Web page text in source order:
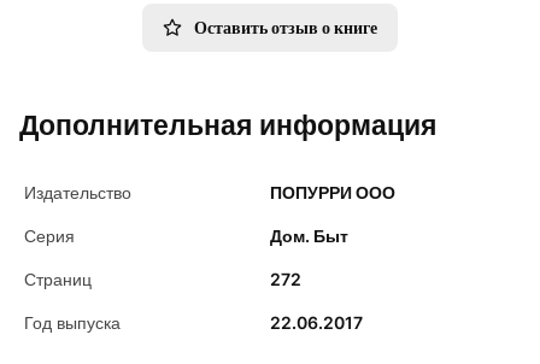
Оставить отзыв о книге
Дополнительная информация
Издательство ПОПУРРИ ООО
Серия Дом. Быт
Страниц 272
Год выпуска 22.06.2017